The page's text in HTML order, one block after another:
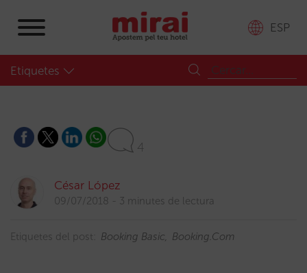
ESP
Etiquetes
4
César López
09/07/2018 3 minutes de lectura
Etiquetes del post: Booking Basic Booking.com